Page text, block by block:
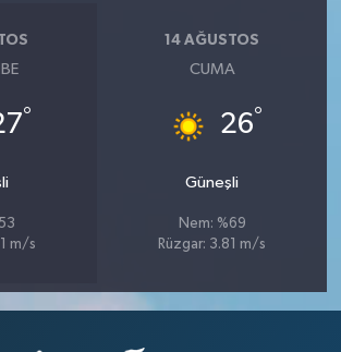
°
m/s
14 AĞUSTOS
CUMA
26°
Güneşli
Nem: %69
Rüzgar: 3.81 m/s